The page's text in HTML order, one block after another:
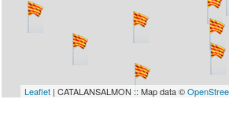
Leaflet | CATALANSALMON :: Map data ©